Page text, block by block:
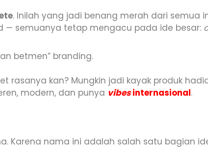
. Inilah yang jadi benang merah dari semua
— semuanya tetap mengacu pada ide besar:
betmen” branding.
rasanya kan? Mungkin jadi kayak produk
modern, dan punya vibesinternasional.
Karena nama ini adalah salah satu bagian